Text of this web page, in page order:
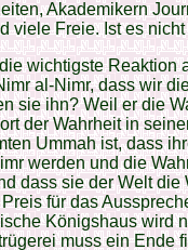
Akademikern
viele Freie. Ist es
wichtigste Reaktion
al-Nimr, dass wir
sie ihn? Weil er die
der Wahrheit in
Ummah ist, dass
werden und die
dass sie der Welt die
für das
Königshaus wird
muss ein Ende